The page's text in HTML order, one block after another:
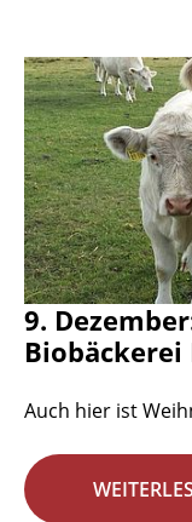
9.
Auch hier ist